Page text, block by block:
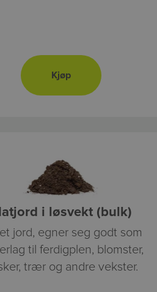
i løsvekt (bulk)
jord, egner seg godt som
til ferdigplen, blomster,
trær og andre vekster.